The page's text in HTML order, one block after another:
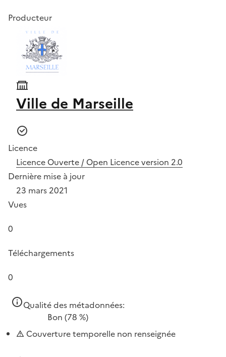
Producteur
Ville de Marseille
Licence
Licence Ouverte / Open Licence version 2.0
Dernière mise à jour
23 mars 2021
Vues
0
Téléchargements
0
Qualité des métadonnées:
Bon (78 %)
Couverture temporelle non renseignée